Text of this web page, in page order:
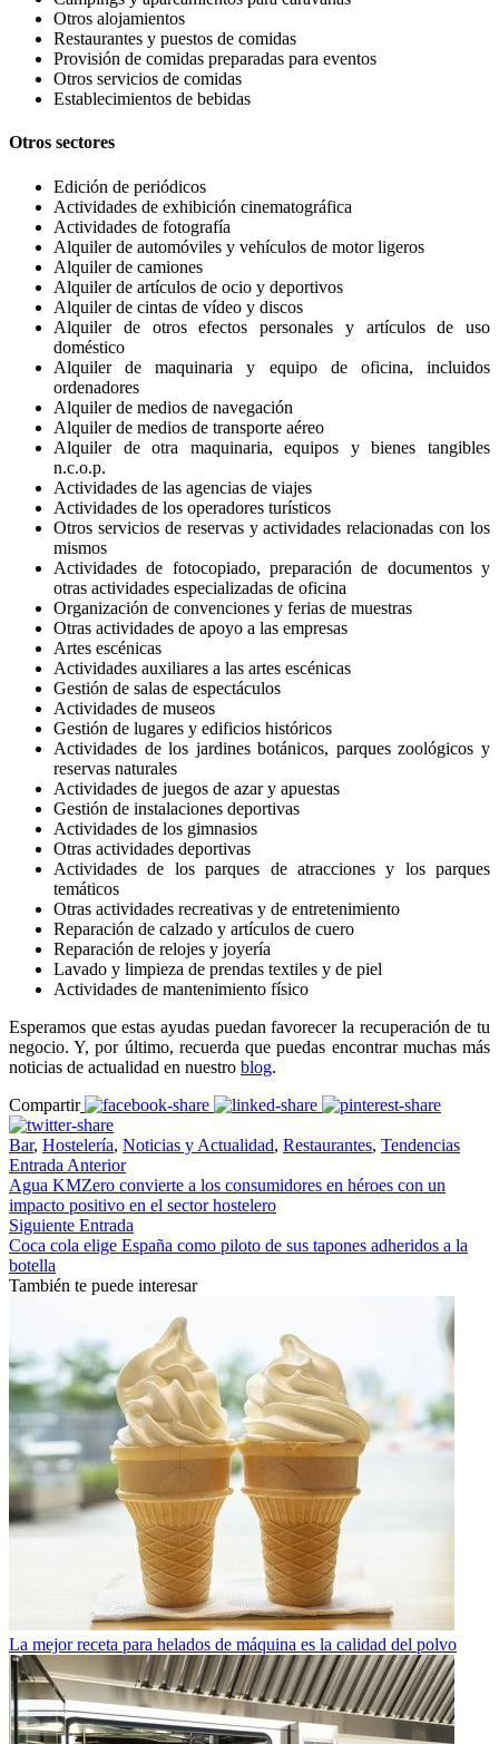
Otros alojamientos
Restaurantes y puestos de comidas
Provisión de comidas preparadas para eventos
Otros servicios de comidas
Establecimientos de bebidas
Otros sectores
Edición de periódicos
Actividades de exhibición cinematográfica
Actividades de fotografía
Alquiler de automóviles y vehículos de motor ligeros
Alquiler de camiones
Alquiler de artículos de ocio y deportivos
Alquiler de cintas de vídeo y discos
Alquiler de otros efectos personales y artículos de uso
doméstico
Alquiler de maquinaria y equipo de oficina, incluidos
ordenadores
Alquiler de medios de navegación
Alquiler de medios de transporte aéreo
Alquiler de otra maquinaria, equipos y bienes tangibles
n.c.o.p.
Actividades de las agencias de viajes
Actividades de los operadores turísticos
Otros servicios de reservas y actividades relacionadas con los
mismos
Actividades de fotocopiado, preparación de documentos y
otras actividades especializadas de oficina
Organización de convenciones y ferias de muestras
Otras actividades de apoyo a las empresas
Artes escénicas
Actividades auxiliares a las artes escénicas
Gestión de salas de espectáculos
Actividades de museos
Gestión de lugares y edificios históricos
Actividades de los jardines botánicos, parques zoológicos y
reservas naturales
Actividades de juegos de azar y apuestas
Gestión de instalaciones deportivas
Actividades de los gimnasios
Otras actividades deportivas
Actividades de los parques de atracciones y los parques
temáticos
Otras actividades recreativas y de entretenimiento
Reparación de calzado y artículos de cuero
Reparación de relojes y joyería
Lavado y limpieza de prendas textiles y de piel
Actividades de mantenimiento físico
Esperamos que estas ayudas puedan favorecer la recuperación de tu
negocio. Y, por último, recuerda que puedas encontrar muchas más
noticias de actualidad en nuestro blog.
Compartir
Bar, Hostelería, Noticias y Actualidad, Restaurantes, Tendencias
Entrada Anterior
Agua KMZero convierte a los consumidores en héroes con un
impacto positivo en el sector hostelero
Siguiente Entrada
Coca cola elige España como piloto de sus tapones adheridos a la
botella
También te puede interesar
La mejor receta para helados de máquina es la calidad del polvo